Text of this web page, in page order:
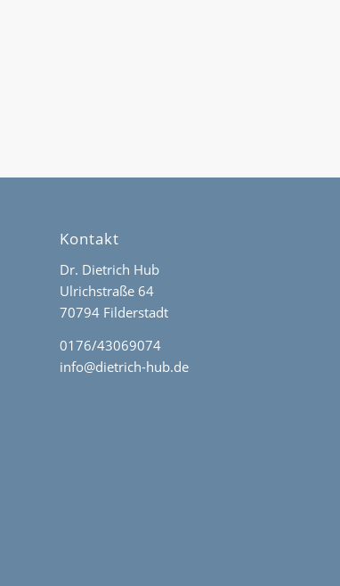
Kontakt
Dr. Dietrich Hub
Ulrichstraße 64
70794 Filderstadt
0176/43069074
info@dietrich-hub.de